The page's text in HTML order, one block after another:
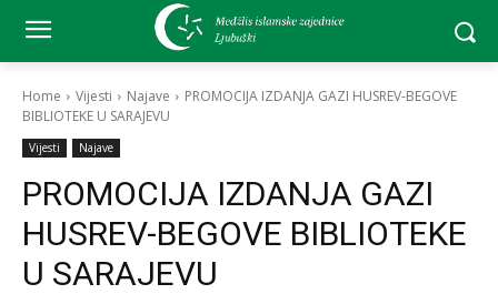
Home Vijesti Najave
PROMOCIJA IZDANJA GAZI HUSREV-BEGOVE
BIBLIOTEKE U SARAJEVU
Vijesti Najave
PROMOCIJA IZDANJA GAZI
HUSREV-BEGOVE BIBLIOTEKE
U SARAJEVU